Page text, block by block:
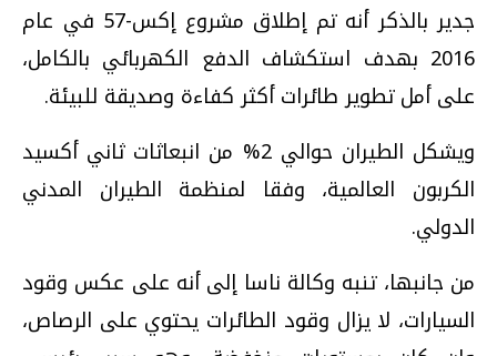
جدير بالذكر أنه تم إطلاق مشروع إكس-57 في عام
2016 بهدف استكشاف الدفع الكهربائي بالكامل،
على أمل تطوير طائرات أكثر كفاءة وصديقة للبيئة.
ويشكل الطيران حوالي 2% من انبعاثات ثاني أكسيد
الكربون العالمية، وفقا لمنظمة الطيران المدني
الدولي.
من جانبها، تنبه وكالة ناسا إلى أنه على عكس وقود
السيارات، لا يزال وقود الطائرات يحتوي على الرصاص،